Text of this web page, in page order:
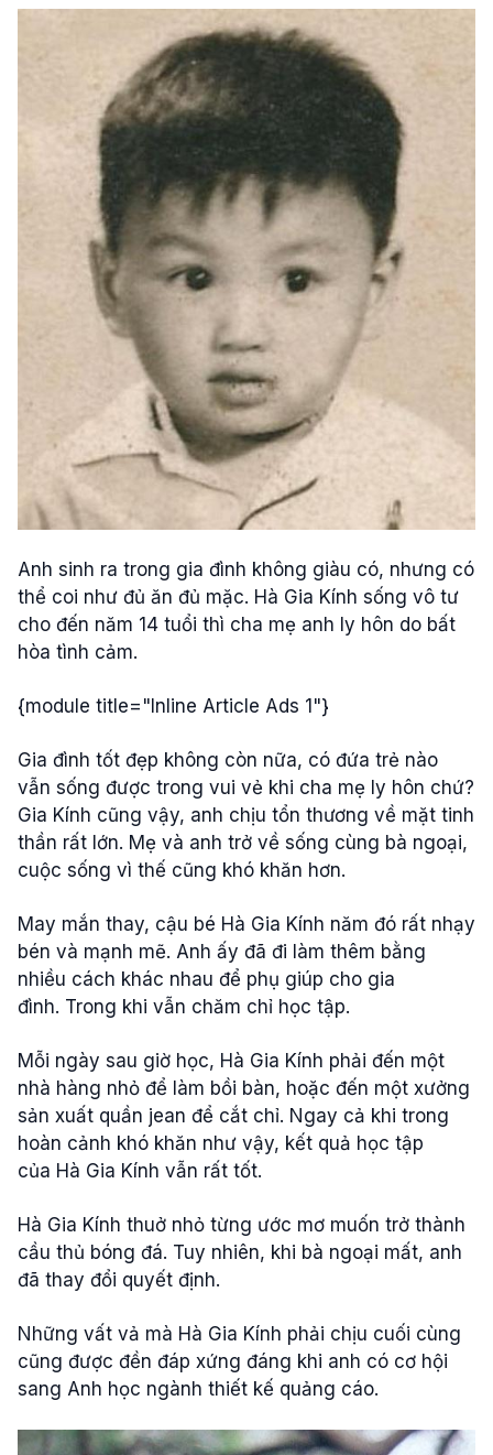
Anh sinh ra trong gia đình không giàu có, nhưng có
thể coi như đủ ăn đủ mặc. Hà Gia Kính sống vô tư
cho đến năm 14 tuổi thì cha mẹ anh ly hôn do bất
hòa tình cảm.
{module title="Inline Article Ads 1"}
Gia đình tốt đẹp không còn nữa, có đứa trẻ nào
vẫn sống được trong vui vẻ khi cha mẹ ly hôn chứ?
Gia Kính cũng vậy, anh chịu tổn thương về mặt tinh
thần rất lớn. Mẹ và anh trở về sống cùng bà ngoại,
cuộc sống vì thế cũng khó khăn hơn.
May mắn thay, cậu bé Hà Gia Kính năm đó rất nhạy
bén và mạnh mẽ. Anh ấy đã đi làm thêm bằng
nhiều cách khác nhau để phụ giúp cho gia
đình. Trong khi vẫn chăm chỉ học tập.
Mỗi ngày sau giờ học, Hà Gia Kính phải đến một
nhà hàng nhỏ để làm bồi bàn, hoặc đến một xưởng
sản xuất quần jean để cắt chỉ. Ngay cả khi trong
hoàn cảnh khó khăn như vậy, kết quả học tập
của Hà Gia Kính vẫn rất tốt.
Hà Gia Kính thuở nhỏ từng ước mơ muốn trở thành
cầu thủ bóng đá. Tuy nhiên, khi bà ngoại mất, anh
đã thay đổi quyết định.
Những vất vả mà Hà Gia Kính phải chịu cuối cùng
cũng được đền đáp xứng đáng khi anh có cơ hội
sang Anh học ngành thiết kế quảng cáo.